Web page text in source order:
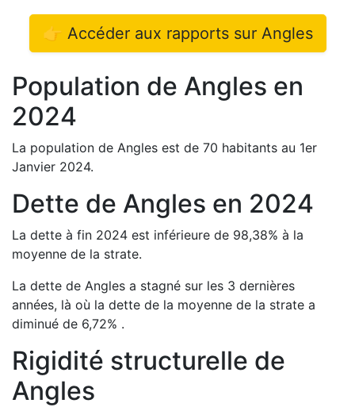
👉 Accéder aux rapports sur Angles
Population de Angles en
2024
La population de Angles est de 70 habitants au 1er
Janvier 2024.
Dette de Angles en 2024
La dette à fin 2024 est inférieure de 98,38% à la
moyenne de la strate.
La dette de Angles a stagné sur les 3 dernières
années, là où la dette de la moyenne de la strate a
diminué de 6,72% .
Rigidité structurelle de
Angles